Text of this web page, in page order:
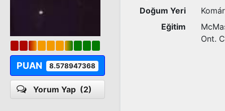
PUAN 8.578947368
Yorum Yap (2)
Doğum Yeri
Eğitim
Ont.